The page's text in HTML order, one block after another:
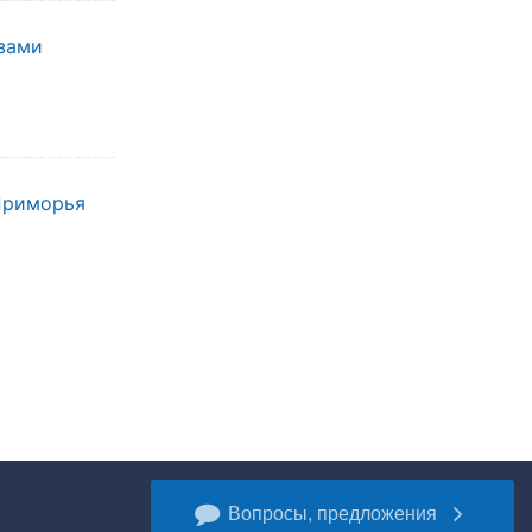
Вопросы, предложения